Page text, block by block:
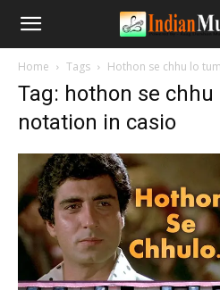
Home Tags Hothon se chhu lo
Tag: hothon se
notation in casio